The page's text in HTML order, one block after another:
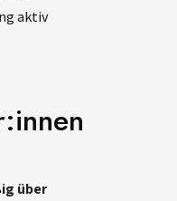
aktiv
über